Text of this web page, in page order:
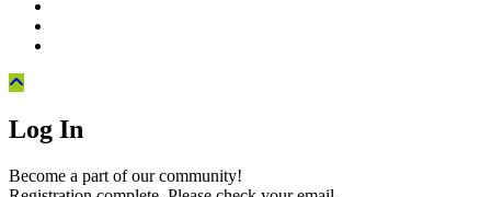
Log In
Become a part of our community!